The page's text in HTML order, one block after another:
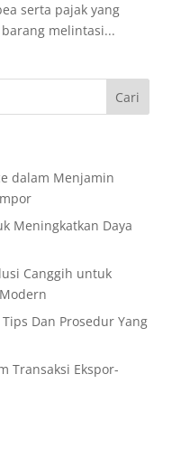
serta pajak yang
melintasi...
dalam Menjamin
Meningkatkan Daya
Canggih untuk
Dan Prosedur Yang
Transaksi Ekspor-